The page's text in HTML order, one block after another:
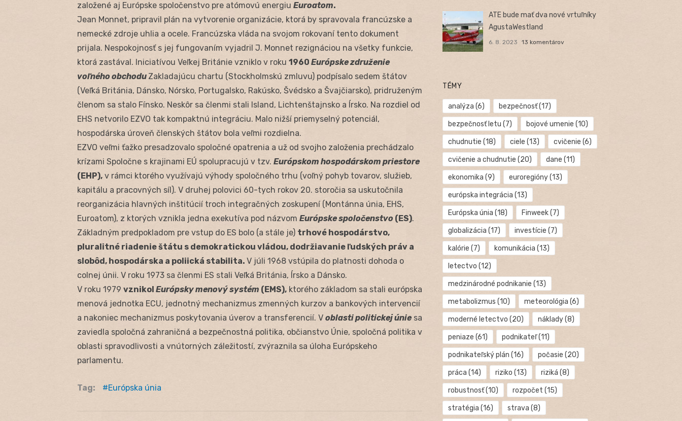
založené aj Európske spoločenstvo pre atómovú energiu Euroatom.
Jean Monnet, pripravil plán na vytvorenie organizácie, ktorá by spravovala francúzske a
nemecké zdroje uhlia a ocele. Francúzska vláda na svojom rokovaní tento dokument
prijala. Nespokojnosť s jej fungovaním vyjadril J. Monnet rezignáciou na všetky funkcie,
ktorá zastával. Iniciatívou Veľkej Británie vzniklo v roku 1960 Európske združenie
voľného obchodu Zakladajúcu chartu (Stockholmskú zmluvu) podpísalo sedem štátov
(Veľká Británia, Dánsko, Nórsko, Portugalsko, Rakúsko, Švédsko a Švajčiarsko), pridruženým
členom sa stalo Fínsko. Neskôr sa členmi stali Island, Lichtenštajnsko a Írsko. Na rozdiel od
EHS netvorilo EZVO tak kompaktnú integráciu. Malo nižší priemyselný potenciál,
hospodárska úroveň členských štátov bola veľmi rozdielna.
EZVO veľmi ťažko presadzovalo spoločné opatrenia a už od svojho založenia prechádzalo
krízami Spoločne s krajinami EÚ spolupracujú v tzv. Európskom hospodárskom priestore
(EHP), v rámci ktorého využívajú výhody spoločného trhu (voľný pohyb tovarov, služieb,
kapitálu a pracovných síl). V druhej polovici 60-tych rokov 20. storočia sa uskutočnila
reorganizácia hlavných inštitúcií troch integračných zoskupení (Montánna únia, EHS,
Euroatom), z ktorých vznikla jedna exekutíva pod názvom Európske spoločenstvo (ES).
Základným predpokladom pre vstup do ES bolo (a stále je) trhové hospodárstvo,
pluralitné riadenie štátu s demokratickou vládou, dodržiavanie ľudských práv a
slobôd, hospodárska a poliická stabilita. V júli 1968 vstúpila do platnosti dohoda o
colnej únii. V roku 1973 sa členmi ES stali Veľká Británia, Írsko a Dánsko.
V roku 1979 vznikol Európsky menový systém (EMS), ktorého základom sa stali európska
menová jednotka ECU, jednotný mechanizmus zmenných kurzov a bankových intervencií
a nakoniec mechanizmus poskytovania úverov a transferencií. V oblasti politickej úniesa
zaviedla spoločná zahraničná a bezpečnostná politika, občianstvo Únie, spoločná politika v
oblasti spravodlivosti a vnútorných záležitostí, zvýraznila sa úloha Európskeho
parlamentu.
Tag: Európska únia
ATE bude mať dva nové vrtuľníky
AgustaWestland
6. 8. 2023 13 komentárov
TÉMY
analýza (6) bezpečnosť(17)
bezpečnosť letu (7) bojové umenie (10)
chudnutie (18) ciele (13) cvičenie (6)
cvičenie a chudnutie (20) dane (11)
ekonomika (9) euroregióny(13)
európska integrácia (13)
Európska únia (18) Finweek(7)
globalizácia (17) investície (7)
kalórie (7) komunikácia (13)
letectvo (12)
medzinárodné podnikanie (13)
metabolizmus (10) meteorológia (6)
moderné letectvo (20) náklady(8)
peniaze (61) podnikateľ(11)
podnikateľský plán (16) počasie (20)
práca (14) riziko (13) riziká (8)
robustnosť(10) rozpočet (15)
stratégia (16) strava (8)